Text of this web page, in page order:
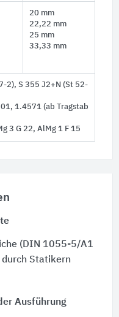
20 mm
22,22 mm
25 mm
33,33 mm
2), S 355 J2+N (St 52-
1.4571 (ab Tragstab
3 G 22, AlMg 1 F 15
(DIN 1055-5/A1
Statikern
Ausführung